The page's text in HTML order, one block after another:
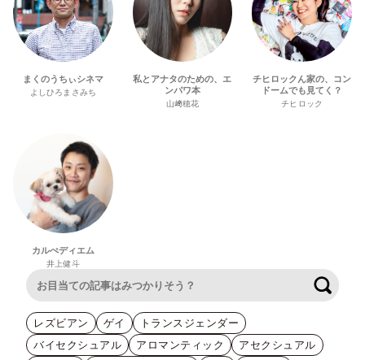
まくのうちぃシネマ
よしひろまさみち
私とアナタのための、エ
ンパワ本
山﨑穂花
チヒロックん家の、コン
ドームでも見てく？
チヒロック
カルぺディエム
井上健斗
レズビアン ゲイ
トランスジェンダー
バイセクシュアル
アロマンティック
アセクシュアル